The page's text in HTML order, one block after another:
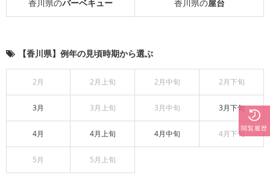
香川県のバーベキュー 香川県の屋台
【香川県】例年の見頃時期から選ぶ
2月 2月上旬 2月中旬 2月下旬
3月 3月上旬 3月中旬 3月下旬
4月 4月上旬 4月中旬 4月下旬
5月 5月上旬
閲覧履歴